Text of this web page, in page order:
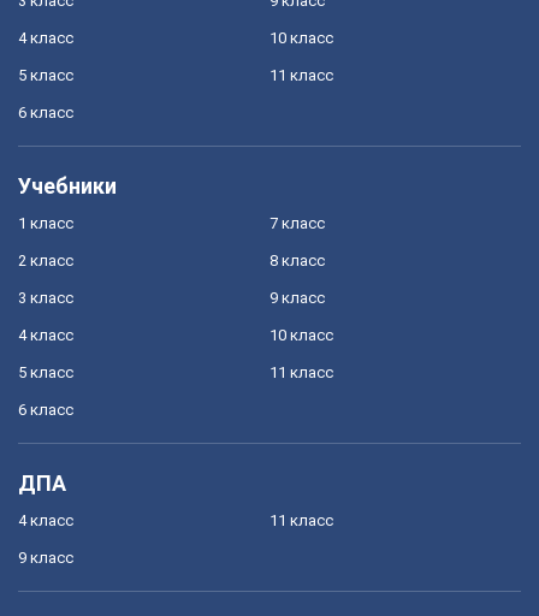
4 класс
5 класс
6 класс
10 класс
11 класс
Учебники
1 класс
2 класс
3 класс
4 класс
5 класс
6 класс
7 класс
8 класс
9 класс
10 класс
11 класс
ДПА
4 класс
9 класс
11 класс